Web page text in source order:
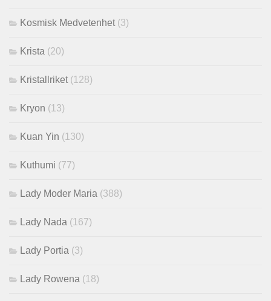
Kosmisk Medvetenhet (3)
Krista (20)
Kristallriket (128)
Kryon (13)
Kuan Yin (130)
Kuthumi (77)
Lady Moder Maria (388)
Lady Nada (167)
Lady Portia (3)
Lady Rowena (18)